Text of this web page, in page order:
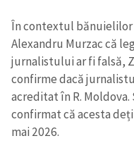
În contextul
Alexandru Murzac că
jurnalistului ar fi falsă,
confirme dacă
acreditat în R. Moldova.
confirmat că acesta
mai 2026.